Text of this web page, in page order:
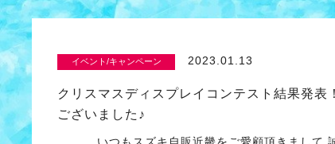
イベント/キャンペーン 2023.01.13
クリスマスディスプレイコンテスト結果発表
ございました♪